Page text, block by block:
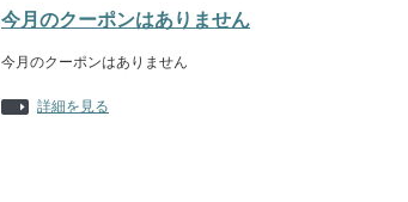
今月のクーポンはありません
今月のクーポンはありません
詳細を見る